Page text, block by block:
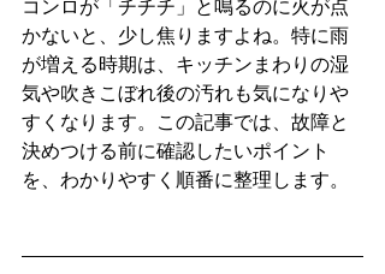
コンロが「チチチ」と鳴るのに火が点
かないと、少し焦りますよね。特に雨
が増える時期は、キッチンまわりの湿
気や吹きこぼれ後の汚れも気になりや
すくなります。この記事では、故障と
決めつける前に確認したいポイント
を、わかりやすく順番に整理します。